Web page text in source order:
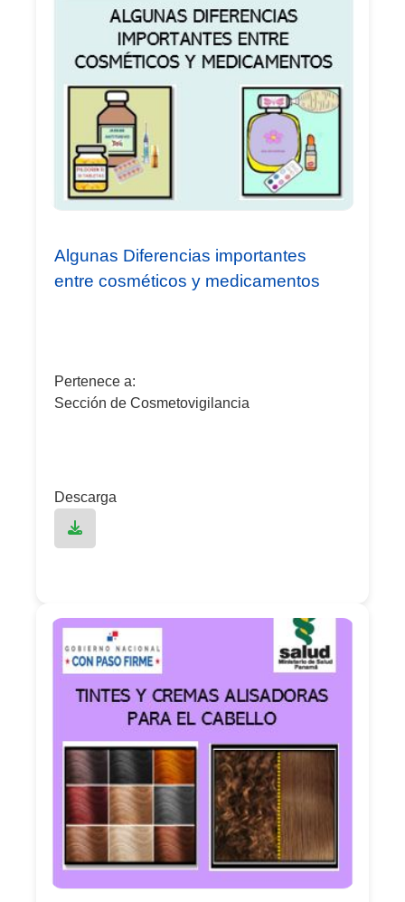
Algunas Diferencias importantes
entre cosméticos y medicamentos
Pertenece a:
Sección de Cosmetovigilancia
Descarga